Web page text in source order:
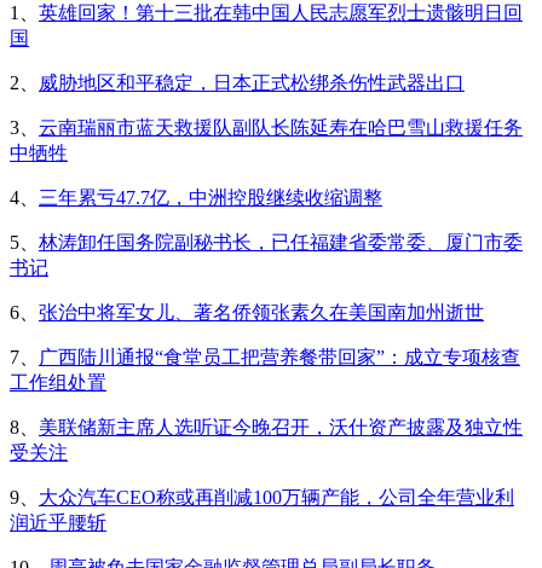
1、 英雄回家！第十三批在韩中国人民志愿军烈士遗骸明日回
国
2、 威胁地区和平稳定，日本正式松绑杀伤性武器出口
3、 云南瑞丽市蓝天救援队副队长陈延寿在哈巴雪山救援任务
中牺牲
4、 三年累亏47.7亿，中洲控股继续收缩调整
5、 林涛卸任国务院副秘书长，已任福建省委常委、厦门市委
书记
6、 张治中将军女儿、著名侨领张素久在美国南加州逝世
7、
广西陆川通报“食堂员工把营养餐带回家”：成立专项核查
工作组处置
8、 美联储新主席人选听证今晚召开，沃什资产披露及独立性
受关注
9、 大众汽车CEO称或再削减100万辆产能，公司全年营业利
润近乎腰斩